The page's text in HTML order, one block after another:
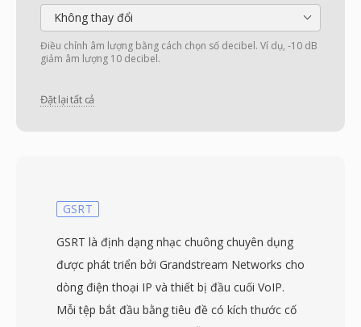
Không thay đổi
Điều chỉnh âm lượng bằng cách chọn số decibel. Ví dụ, -10 dB
giảm âm lượng 10 decibel.
Đặt lại tất cả
GSRT
GSRT là định dạng nhạc chuông chuyên dụng
được phát triển bởi Grandstream Networks cho
dòng điện thoại IP và thiết bị đầu cuối VoIP.
Mỗi tệp bắt đầu bằng tiêu đề có kích thước cố